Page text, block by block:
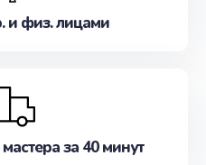
и физ. лицами
за 40 минут